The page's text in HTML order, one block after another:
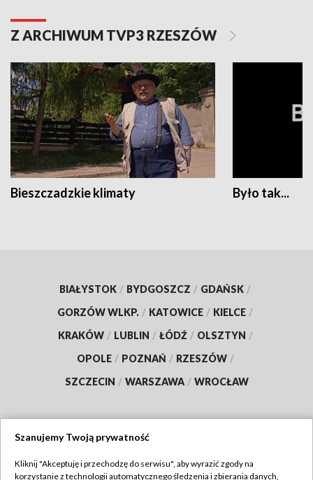
Z ARCHIWUM TVP3 RZESZÓW
Bieszczadzkie klimaty Było tak...
BIAŁYSTOK / BYDGOSZCZ / GDAŃSK /
GORZÓW WLKP. / KATOWICE / KIELCE /
KRAKÓW / LUBLIN / ŁÓDŹ / OLSZTYN /
OPOLE / POZNAŃ / RZESZÓW /
SZCZECIN / WARSZAWA / WROCŁAW
Szanujemy Twoją prywatność
Kliknij "Akceptuję i przechodzę do serwisu", aby wyrazić zgody na
korzystanie z technologii automatycznego śledzenia i zbierania danych,